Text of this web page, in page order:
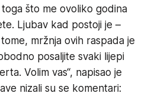
što me ovoliko godina
Ljubav kad postoji je –
mržnja ovih raspada je
posaljite svaki lijepi
Volim vas“, napisao je
nizali su se komentari: